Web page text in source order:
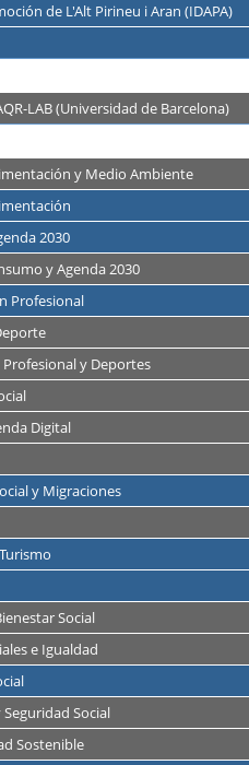
de L'Alt Pirineu i Aran (IDAPA)
LAB (Universidad de Barcelona)
y Medio Ambiente
2030
y Agenda 2030
Profesional
y Deportes
Digital
y Migraciones
Social
e Igualdad
Social
Sostenible